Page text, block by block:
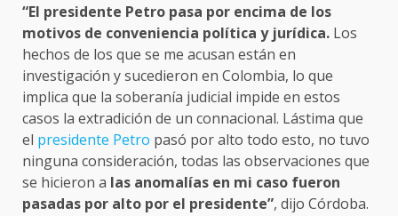
“El presidente Petro pasa por encima de los
motivos de conveniencia política y jurídica. Los
hechos de los que se me acusan están en
investigación y sucedieron en Colombia, lo que
implica que la soberanía judicial impide en estos
casos la extradición de un connacional. Lástima que
el presidente Petro pasó por alto todo esto, no tuvo
ninguna consideración, todas las observaciones que
se hicieron a las anomalías en mi caso fueron
pasadas por alto por el presidente”, dijo Córdoba.